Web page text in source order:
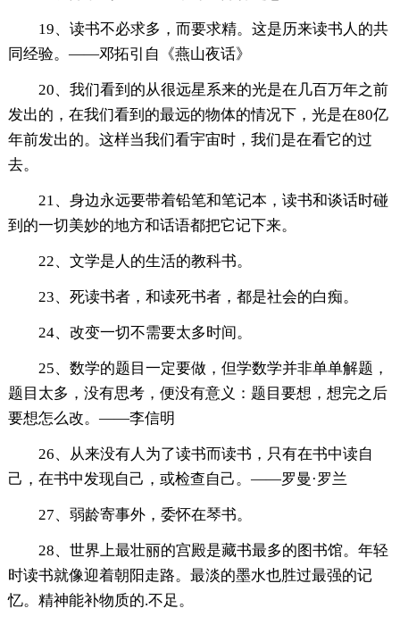
19、读书不必求多，而要求精。这是历来读书人的共
同经验。——邓拓引自《燕山夜话》
20、我们看到的从很远星系来的光是在几百万年之前
发出的，在我们看到的最远的物体的情况下，光是在80亿
年前发出的。这样当我们看宇宙时，我们是在看它的过
去。
21、身边永远要带着铅笔和笔记本，读书和谈话时碰
到的一切美妙的地方和话语都把它记下来。
22、文学是人的生活的教科书。
23、死读书者，和读死书者，都是社会的白痴。
24、改变一切不需要太多时间。
25、数学的题目一定要做，但学数学并非单单解题，
题目太多，没有思考，便没有意义：题目要想，想完之后
要想怎么改。——李信明
26、从来没有人为了读书而读书，只有在书中读自
己，在书中发现自己，或检查自己。——罗曼·罗兰
27、弱龄寄事外，委怀在琴书。
28、世界上最壮丽的宫殿是藏书最多的图书馆。年轻
时读书就像迎着朝阳走路。最淡的墨水也胜过最强的记
忆。精神能补物质的.不足。